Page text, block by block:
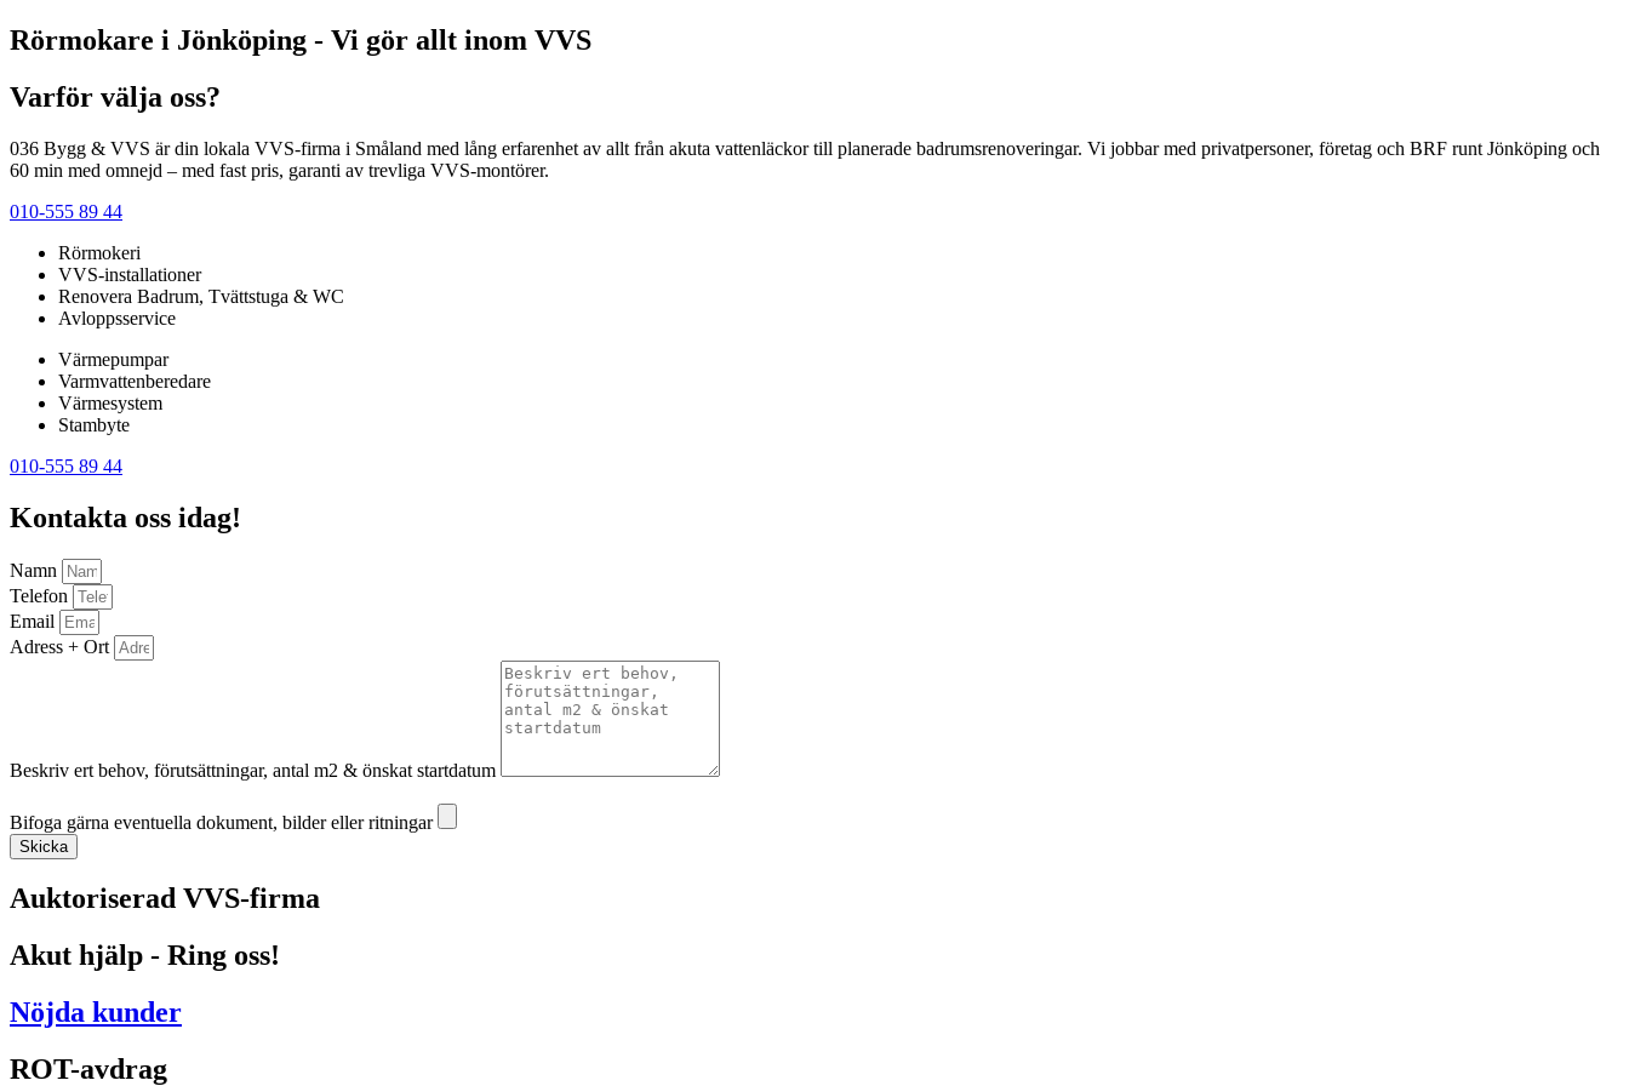
Rörmokare i Jönköping - Vi gör allt inom VVS
Varför välja oss?
036 Bygg & VVS är din lokala VVS-firma i Småland med lång erfarenhet av allt från akuta vattenläckor till planerade badrumsrenoveringar. Vi jobbar med privatpersoner, företag och BRF runt Jönköping och
60 min med omnejd – med fast pris, garanti av trevliga VVS-montörer.
010-555 89 44
Rörmokeri
VVS-installationer
Renovera Badrum, Tvättstuga & WC
Avloppsservice
Värmepumpar
Varmvattenberedare
Värmesystem
Stambyte
010-555 89 44
Kontakta oss idag!
Namn
Telefon
Email
Adress + Ort
Beskriv ert behov, förutsättningar, antal m2 & önskat startdatum
Bifoga gärna eventuella dokument, bilder eller ritningar
Skicka
Auktoriserad VVS-firma
Akut hjälp - Ring oss!
Nöjda kunder
ROT-avdrag